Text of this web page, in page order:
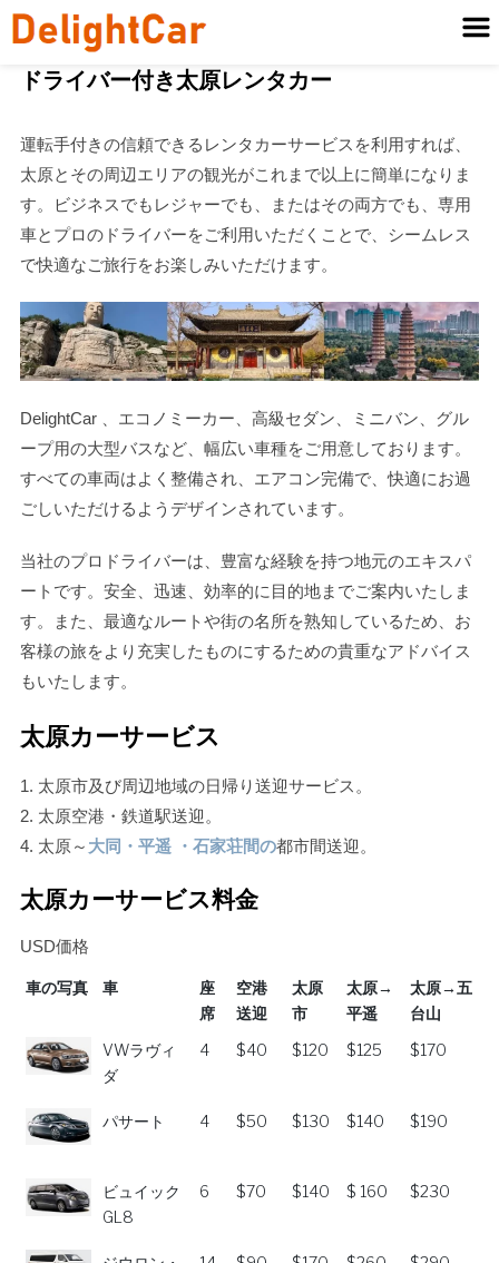
ドライバー付き太原レンタカー
運転手付きの信頼できるレンタカーサービスを利用すれば、
太原とその周辺エリアの観光がこれまで以上に簡単になりま
す。ビジネスでもレジャーでも、またはその両方でも、専用
車とプロのドライバーをご利用いただくことで、シームレス
で快適なご旅行をお楽しみいただけます。
DelightCar 、エコノミーカー、高級セダン、ミニバン、グル
ープ用の大型バスなど、幅広い車種をご用意しております。
すべての車両はよく整備され、エアコン完備で、快適にお過
ごしいただけるようデザインされています。
当社のプロドライバーは、豊富な経験を持つ地元のエキスパ
ートです。安全、迅速、効率的に目的地までご案内いたしま
す。また、最適なルートや街の名所を熟知しているため、お
客様の旅をより充実したものにするための貴重なアドバイス
もいたします。
太原カーサービス
1. 太原市及び周辺地域の日帰り送迎サービス。
2. 太原空港・鉄道駅送迎。
4. 太原～ 大同 ・平遥 ・石家荘間の都市間送迎。
太原カーサービス料金
USD価格
車の写真 車
座
席
空港
送迎
太原
市
太原→
平遥
太原→五
台山
車の写真
車
座
空港
太原
太原→
太原→五
VWラヴィ
ダ
4 $40 $120 $125 $170
パサート 4 $50 $130 $140 $190
ビュイック
GL8
6 $70 $140 $ 160 $230